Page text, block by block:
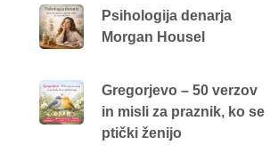
Psihologija denarja
Morgan Housel
Gregorjevo – 50 verzov
in misli za praznik, ko se
ptički ženijo